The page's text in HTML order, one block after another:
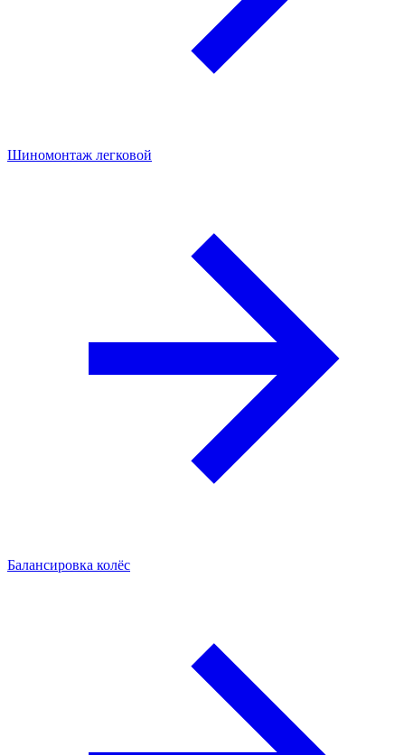
Шиномонтаж легковой
Балансировка колёс